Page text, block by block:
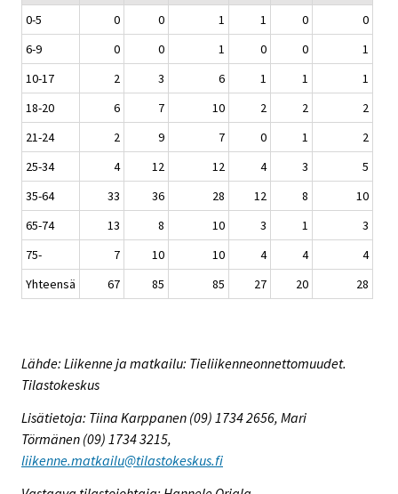
0-5
0 0 1 1 0
0
6-9
0 0 1 0 0
1
10-17
2 3 6 1 1
1
18-20
6 7 10 2 2
2
21-24
2 9 7 0 1
2
25-34
4 12 12 4 3
5
35-64
33 36 28 12 8
10
65-74
13 8 10 3 1
3
75-
7 10 10 4 4
4
Yhteensä
67 85 85 27 20 28
Lähde: Liikenne ja matkailu: Tieliikenneonnettomuudet.
Tilastokeskus
Lisätietoja: Tiina Karppanen (09) 1734 2656, Mari
Törmänen (09) 1734 3215,
liikenne.matkailu@tilastokeskus.fi